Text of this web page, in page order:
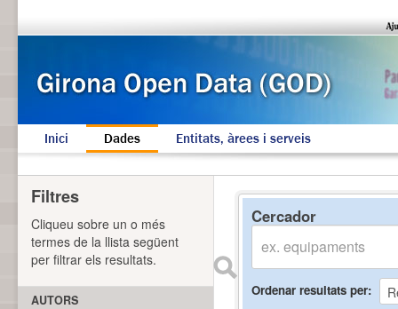
Inici Dades Entitats, àrees i serveis
Cercador
Ordenar resultats per
Filtres
Cliqueu sobre un o més
termes de la llista següent
per filtrar els resultats.
AUTORS